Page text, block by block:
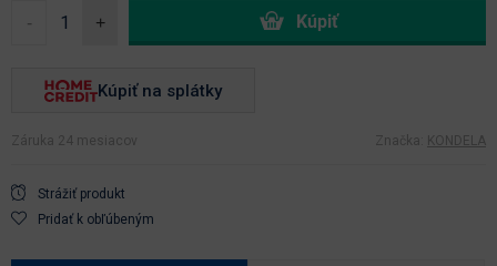
- +
Kúpiť na splátky
Záruka 24 mesiacov Značka: KONDELA
Strážiť produkt
Pridať k obľúbeným